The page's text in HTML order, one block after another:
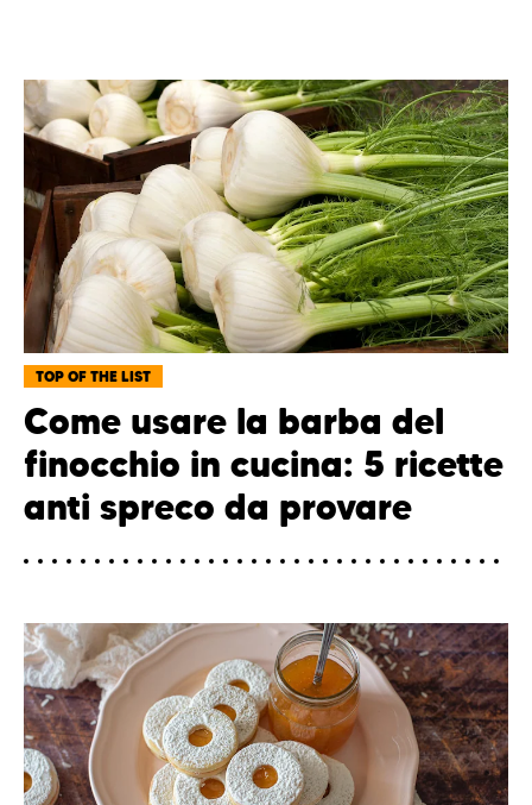
TOP OF THE LIST
Come usare la barba del
finocchio in cucina: 5 ricette
anti spreco da provare